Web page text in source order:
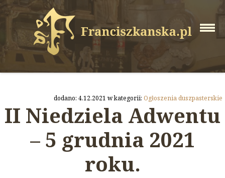
dodano: 4.12.2021 w kategorii: Ogłoszenia duszpasterskie
II Niedziela Adwentu
– 5 grudnia 2021
roku.